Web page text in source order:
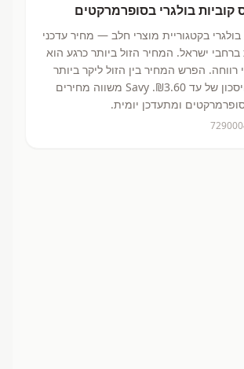
קוביות בולגרי בסופרמרקטים
בקטגוריית מוצרי חלב — מחיר עדכני
ברחבי ישראל. המחיר הזול ביותר כרגע הוא
רווחה. הפרש המחיר בין הזול ליקר ביותר
Savy משווה מחירים
ומתעדכן יומית.